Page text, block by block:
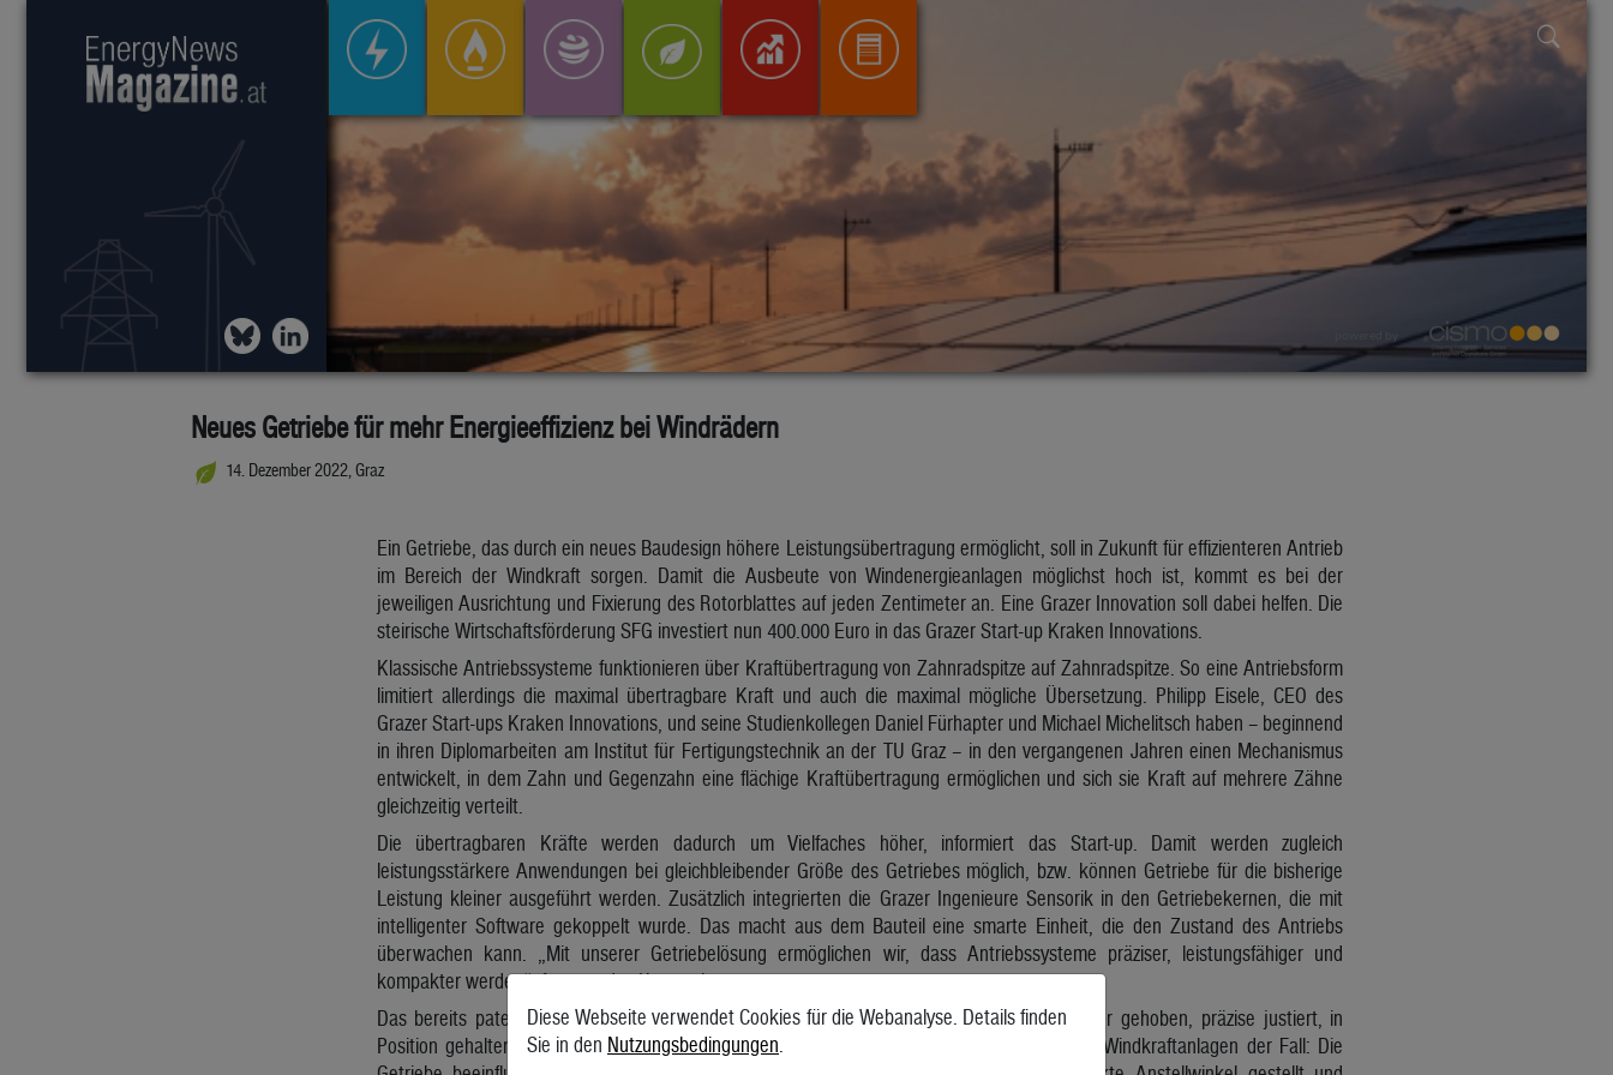
Neues Getriebe für mehr Energieeffizienz bei Windrädern
14. Dezember 2022, Graz
Ein Getriebe, das durch ein neues Baudesign höhere Leistungsübertragung ermöglicht, soll in Zukunft für effizienteren Antrieb
im Bereich der Windkraft sorgen. Damit die Ausbeute von Windenergieanlagen möglichst hoch ist, kommt es bei der
jeweiligen Ausrichtung und Fixierung des Rotorblattes auf jeden Zentimeter an. Eine Grazer Innovation soll dabei helfen. Die
steirische Wirtschaftsförderung SFG investiert nun 400.000 Euro in das Grazer Start-up Kraken Innovations.
Klassische Antriebssysteme funktionieren über Kraftübertragung von Zahnradspitze auf Zahnradspitze. So eine Antriebsform
limitiert allerdings die maximal übertragbare Kraft und auch die maximal mögliche Übersetzung. Philipp Eisele, CEO des
Grazer Start-ups Kraken Innovations, und seine Studienkollegen Daniel Fürhapter und Michael Michelitsch haben – beginnend
in ihren Diplomarbeiten am Institut für Fertigungstechnik an der TU Graz – in den vergangenen Jahren einen Mechanismus
entwickelt, in dem Zahn und Gegenzahn eine flächige Kraftübertragung ermöglichen und sich sie Kraft auf mehrere Zähne
gleichzeitig verteilt.
Die übertragbaren Kräfte werden dadurch um Vielfaches höher, informiert das Start-up. Damit werden zugleich
leistungsstärkere Anwendungen bei gleichbleibender Größe des Getriebes möglich, bzw. können Getriebe für die bisherige
Leistung kleiner ausgeführt werden. Zusätzlich integrierten die Grazer Ingenieure Sensorik in den Getriebekernen, die mit
intelligenter Software gekoppelt wurde. Das macht aus dem Bauteil eine smarte Einheit, die den Zustand des Antriebs
überwachen kann. „Mit unserer Getriebelösung ermöglichen wir, dass Antriebssysteme präziser, leistungsfähiger und
kompakter werden“, fasst es das Unternehmen zusammen.
Das bereits patentierte Getriebesystem soll dort eingesetzt werden, wo hohe Lasten sicher gehoben, präzise justiert, in
Position gehalten bzw. exakt abgesetzt werden sollen. Das ist etwa beim Stellantrieb von Windkraftanlagen der Fall: Die
Diese Webseite verwendet Cookies für die Webanalyse. Details finden
Sie in den Nutzungsbedingungen.